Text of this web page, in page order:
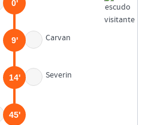
0'
Carvan
9'
Severin
14'
45'